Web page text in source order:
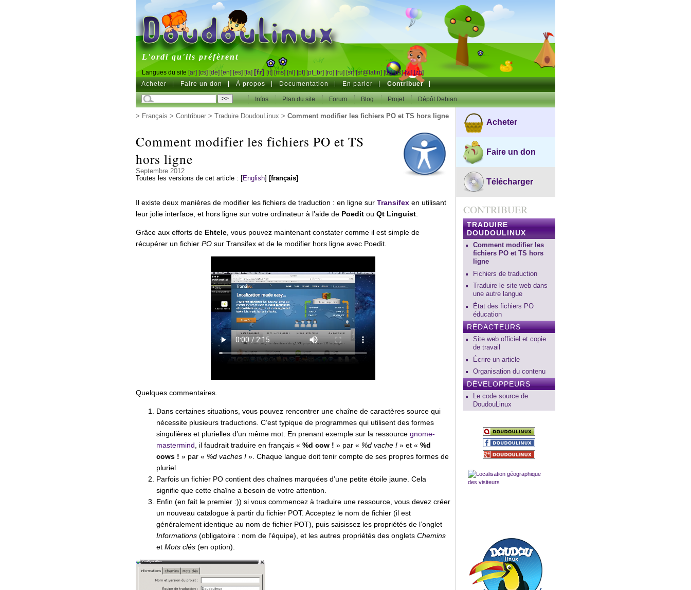
DoudouLinux
L'ordi qu'ils préfèrent
Langues du site [ar] [cs] [de] [en] [es] [fa] [fr] [it] [ms] [nl] [pt] [pt_br] [ro] [ru] [sr] [sr@latin] [th] [uk] [vi] [zh]
Acheter Faire un don À propos Documentation En parler Contribuer
Infos Plan du site Forum Blog Projet Dépôt Debian
> Français > Contribuer> Traduire DoudouLinux > Comment modifier les fichiers PO et TS hors ligne
Comment modifier les fichiers PO et TS
hors ligne
Septembre 2012
Toutes les versions de cet article :
English] [français]
Il existe deux manières de modifier les fichiers de traduction : en ligne sur Transifexen utilisant
leur jolie interface, et hors ligne sur votre ordinateur à l’aide de Poeditou Qt Linguist.
Grâce aux efforts de Ehtele, vous pouvez maintenant constater comme il est simple de
récupérer un fichier POsur Transifex et de le modifier hors ligne avec Poedit.
Quelques commentaires.
Dans certaines situations, vous pouvez rencontrer une chaîne de caractères source qui
nécessite plusieurs traductions. C’est typique de programmes qui utilisent des formes
singulières et plurielles d’un même mot. En prenant exemple sur la ressource gnome-
mastermind , il faudrait traduire en français « %d cow ! » par « %d vache !» et « %d
cows ! » par « %d vaches !». Chaque langue doit tenir compte de ses propres formes de
pluriel.
Parfois un fichier PO contient des chaînes marquées d’une petite étoile jaune. Cela
signifie que cette chaîne a besoin de votre attention.
Enfin (en fait le premier :)) si vous commencez à traduire une ressource, vous devez créer
un nouveau catalogue à partir du fichier POT. Acceptez le nom de fichier (il est
généralement identique au nom de fichier POT), puis saisissez les propriétés de l’onglet
Informations(obligatoire : nom de l’équipe), et les autres propriétés des onglets Chemins
et Mots clés(en option).
Acheter
Faire un don
Télécharger
CONTRIBUER
TRADUIRE
DOUDOULINUX
Comment modifier les
fichiers PO et TS hors
ligne
Fichiers de traduction
Traduire le site web dans
une autre langue
État des fichiers PO
éducation
RÉDACTEURS
Site web officiel et copie
de travail
Écrire un article
Organisation du contenu
DÉVELOPPEURS
Le code source de
DoudouLinux